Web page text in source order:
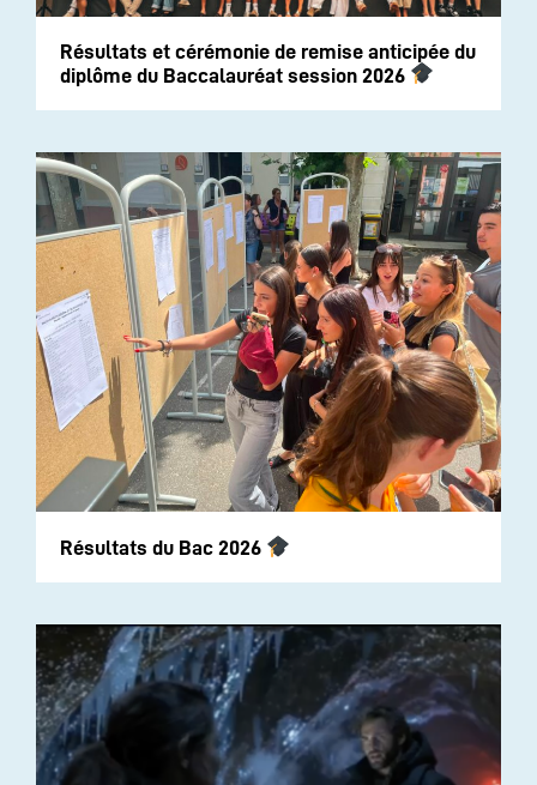
Résultats et cérémonie de remise anticipée du
diplôme du Baccalauréat session 2026
Résultats du Bac 2026